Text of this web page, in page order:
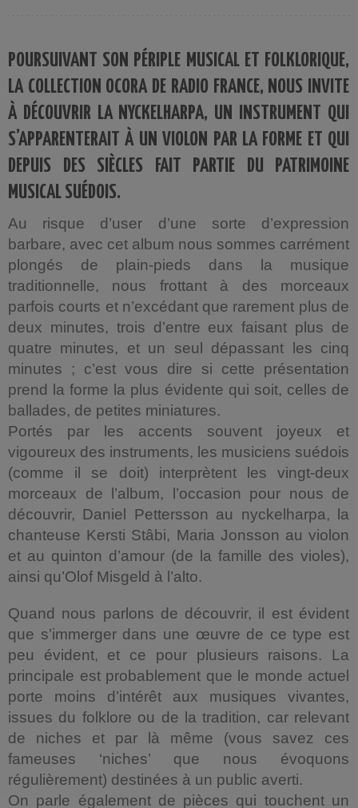
POURSUIVANT SON PÉRIPLE MUSICAL ET FOLKLORIQUE,
LA COLLECTION OCORA DE RADIO FRANCE, NOUS INVITE
À DÉCOUVRIR LA NYCKELHARPA, UN INSTRUMENT QUI
S’APPARENTERAIT À UN VIOLON PAR LA FORME ET QUI
DEPUIS DES SIÈCLES FAIT PARTIE DU PATRIMOINE
MUSICAL SUÉDOIS.
Au risque d’user d’une sorte d’expression
barbare, avec cet album nous sommes carrément
plongés de plain-pieds dans la musique
traditionnelle, nous frottant à des morceaux
parfois courts et n’excédant que rarement plus de
deux minutes, trois d’entre eux faisant plus de
quatre minutes, et un seul dépassant les cinq
minutes ; c’est vous dire si cette présentation
prend la forme la plus évidente qui soit, celles de
ballades, de petites miniatures.
Portés par les accents souvent joyeux et
vigoureux des instruments, les musiciens suédois
(comme il se doit) interprètent les vingt-deux
morceaux de l’album, l’occasion pour nous de
découvrir, Daniel Pettersson au nyckelharpa, la
chanteuse Kersti Stâbi, Maria Jonsson au violon
et au quinton d’amour (de la famille des violes),
ainsi qu’Olof Misgeld à l’alto.
Quand nous parlons de découvrir, il est évident
que s’immerger dans une œuvre de ce type est
peu évident, et ce pour plusieurs raisons. La
principale est probablement que le monde actuel
porte moins d’intérêt aux musiques vivantes,
issues du folklore ou de la tradition, car relevant
de niches et par là même (vous savez ces
fameuses ‘niches’ que nous évoquons
régulièrement) destinées à un public averti.
On parle également de pièces qui touchent un